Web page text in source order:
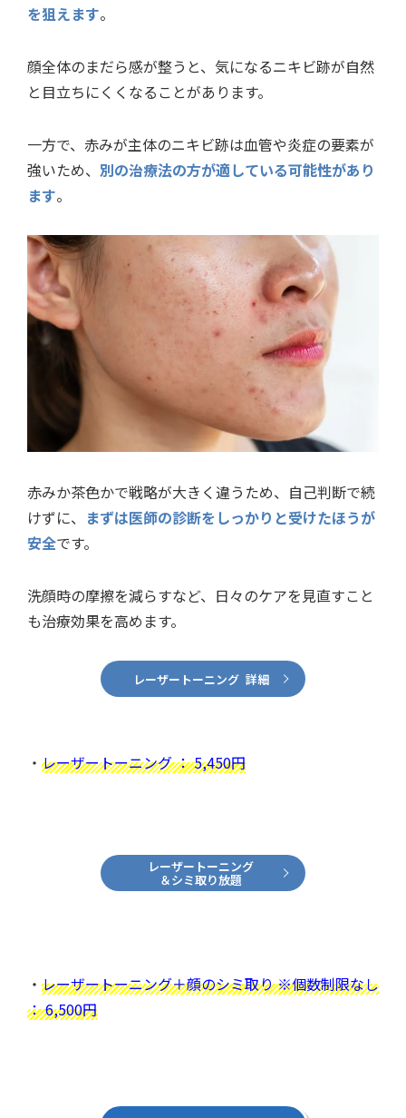
を狙えます。
顔全体のまだら感が整うと、気になるニキビ跡が自然
と目立ちにくくなることがあります。
一方で、赤みが主体のニキビ跡は血管や炎症の要素が
強いため、 別の治療法の方が適している可能性があり
ます。
赤みか茶色かで戦略が大きく違うため、自己判断で続
けずに、 まずは医師の診断をしっかりと受けたほうが
安全です。
洗顔時の摩擦を減らすなど、日々のケアを見直すこと
も治療効果を高めます。
レーザートーニング 詳細
・ レーザートーニング ： 5,450円
レーザートーニング
＆シミ取り放題
・ レーザートーニング＋顔のシミ取り ※個数制限なし
： 6,500円